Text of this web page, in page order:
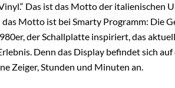
Das ist das Motto der italienischen
das Motto ist bei Smarty Programm: Die
der Schallplatte inspiriert, das
Denn das Display befindet sich
Zeiger, Stunden und Minuten an.